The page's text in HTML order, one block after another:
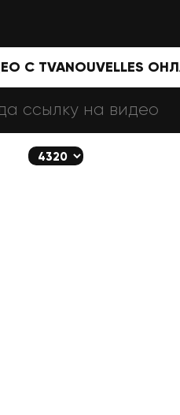
С TVANOUVELLES